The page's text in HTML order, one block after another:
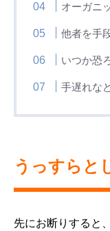
オーガニ
他者を手
いつか恐
手遅れな
うっすらと
先にお断りすると